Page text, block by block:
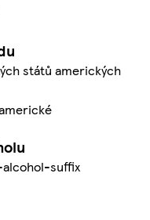
států amerických
suffix